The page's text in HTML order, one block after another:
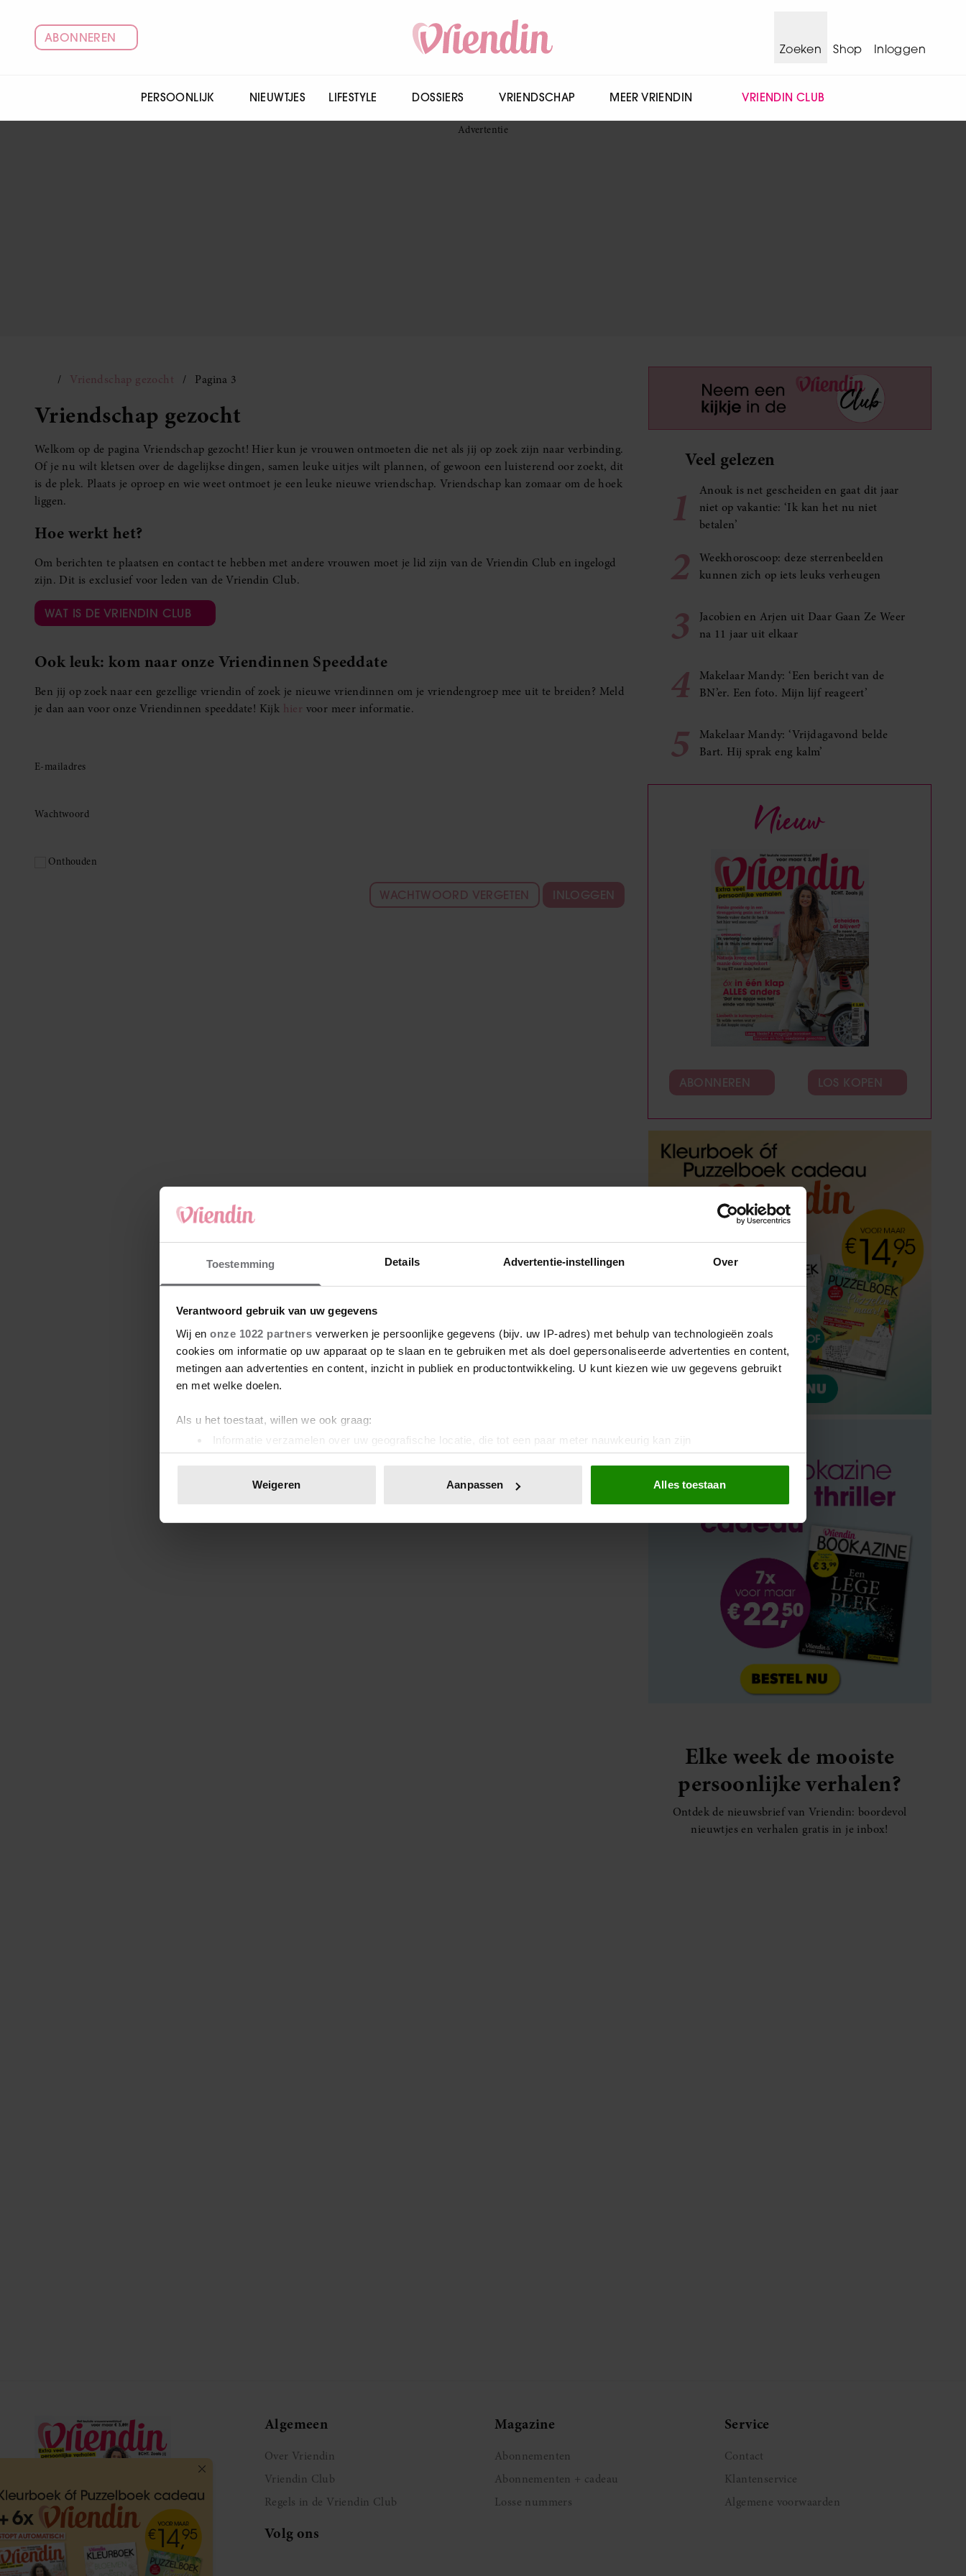
Toestemming Details Advertentie-instellingen Over
Verantwoord gebruik van uw gegevens
Wij en onze 1022 partners verwerken je persoonlijke gegevens (bijv. uw IP-adres) met behulp van technologieën zoals
cookies om informatie op uw apparaat op te slaan en te gebruiken met als doel gepersonaliseerde advertenties en content,
metingen aan advertenties en content, inzicht in publiek en productontwikkeling. U kunt kiezen wie uw gegevens gebruikt
en met welke doelen.
Als u het toestaat, willen we ook graag:
Informatie verzamelen over uw geografische locatie, die tot een paar meter nauwkeurig kan zijn
Uw apparaat identificeren door het actief te scannen op specifieke eigenschappen (fingerprinting)
toestemming op elk moment wijzigen of intrekken in de Cookieverklaring.
We gebruiken cookies om content en advertenties te personaliseren, om functies voor social media te bieden en om ons
media, adverteren en analyse. Deze partners kunnen deze gegevens combineren met andere informatie die u aan ze heeft
verstrekt of die ze hebben verzameld op basis van uw gebruik van hun services. U gaat akkoord met onze cookies als u
Weigeren Aanpassen Alles toestaan
ABONNEREN
Zoeken
Shop Inloggen
PERSOONLIJK NIEUWTJES LIFESTYLE DOSSIERS VRIENDSCHAP MEER VRIENDIN VRIENDIN CLUB
Vriendschap gezocht Pagina 3
Vriendschap gezocht
Welkom op de pagina Vriendschap gezocht! Hier kun je vrouwen ontmoeten die net als jij op zoek zijn naar verbinding.
Of je nu wilt kletsen over de dagelijkse dingen, samen leuke uitjes wilt plannen, of gewoon een luisterend oor zoekt, dit
is de plek. Plaats je oproep en wie weet ontmoet je een leuke nieuwe vriendschap. Vriendschap kan zomaar om de hoek
liggen.
Hoe werkt het?
Om berichten te plaatsen en contact te hebben met andere vrouwen moet je lid zijn van de Vriendin Club en ingelogd
zijn. Dit is exclusief voor leden van de Vriendin Club.
WAT IS DE VRIENDIN CLUB
Ook leuk: kom naar onze Vriendinnen Speeddate
Ben jij op zoek naar een gezellige vriendin of zoek je nieuwe vriendinnen om je vriendengroep mee uit te breiden? Meld
je dan aan voor onze Vriendinnen speeddate! Kijk hier voor meer informatie.
E-mailadres
Wachtwoord
Onthouden
WACHTWOORD VERGETEN INLOGGEN
Veel gelezen
1
Anouk is net gescheiden en gaat dit jaar
niet op vakantie: ‘Ik kan het nu niet
betalen’
2
Weekhoroscoop: deze sterrenbeelden
kunnen zich op iets leuks verheugen
3
Jacobien en Arjen uit Daar Gaan Ze Weer
na 11 jaar uit elkaar
4
Makelaar Mandy: ‘Een bericht van de
BN’er. Een foto. Mijn lijf reageert’
5
Makelaar Mandy: ‘Vrijdagavond belde
Bart. Hij sprak eng kalm’
Nieuw
ABONNEREN LOS KOPEN
Elke week de mooiste
persoonlijke verhalen?
Ontdek de nieuwsbrief van Vriendin: boordevol
nieuwtjes en verhalen gratis in je inbox!
Algemeen
Over Vriendin
Vriendin Club
Regels in de Vriendin Club
Volg ons
Magazine
Abonnementen
Abonnementen + cadeau
Losse nummers
Service
Contact
Klantenservice
Algemene voorwaarden